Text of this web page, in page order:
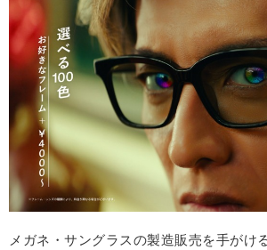
メガネ・サングラスの製造販売を手がけ